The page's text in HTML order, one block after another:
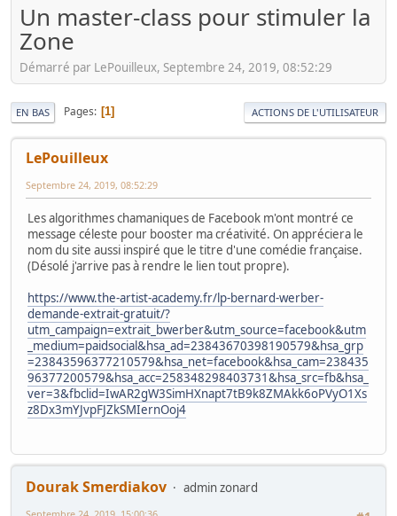
Un master-class pour stimuler la
Zone
Démarré par LePouilleux, Septembre 24, 2019, 08:52:29
EN BAS Pages 1 ACTIONS DE L'UTILISATEUR
LePouilleux
Septembre 24, 2019, 08:52:29
Les algorithmes chamaniques de Facebook m'ont montré ce
message céleste pour booster ma créativité. On appréciera le
nom du site aussi inspiré que le titre d'une comédie française.
(Désolé j'arrive pas à rendre le lien tout propre).
https://www.the-artist-academy.fr/lp-bernard-werber-
demande-extrait-gratuit/?
utm_campaign=extrait_bwerber&utm_source=facebook&utm
_medium=paidsocial&hsa_ad=23843670398190579&hsa_grp
=23843596377210579&hsa_net=facebook&hsa_cam=238435
96377200579&hsa_acc=258348298403731&hsa_src=fb&hsa_
ver=3&fbclid=IwAR2gW3SimHXnapt7tB9k8ZMAkk6oPVyO1Xs
z8Dx3mYJvpFJZkSMIernOoj4
Dourak Smerdiakov
admin zonard